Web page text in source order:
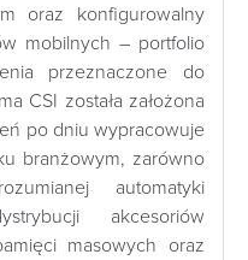
oraz konfigurowalny
mobilnych – portfolio
przeznaczone do
CSI została założona
po dniu wypracowuje
branżowym, zarówno
automatyki
akcesoriów
masowych oraz